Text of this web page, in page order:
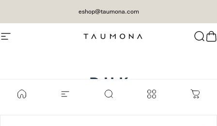
eshop@taumona.com
Svetainės navigacija e-Taumona
D.U.K